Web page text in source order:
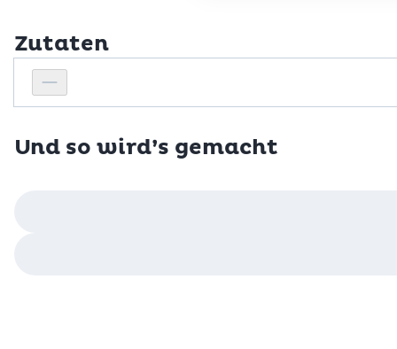
Zutaten
Personenanzahl verringern
Personenanzahl
Und so wird’s gemacht